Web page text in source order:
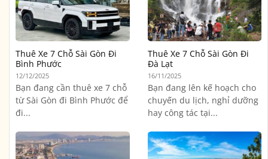
Thuê Xe 7 Chỗ Sài Gòn Đi
Bình Phước
12/12/2025
Bạn đang cần thuê xe 7 chỗ
từ Sài Gòn đi Bình Phước để
đi...
Thuê Xe 7 Chỗ Sài Gòn Đi
Đà Lạt
16/11/2025
Bạn đang lên kế hoạch cho
chuyến du lịch, nghỉ dưỡng
hay công tác tại...